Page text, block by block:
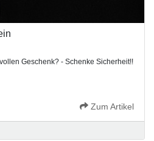
Geschenk? - Schenke Sicherheit!!
Zum Artikel